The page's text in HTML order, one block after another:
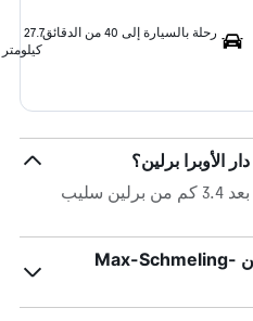
رحلة بالسيارة إلى 40 من الدقائق
27.7
كيلومتر
الأوبرا برلين؟
دار الأوبرا برلين في برلين على بعد 3.4 كم من برلين سليب
هل برلين سليب كلوب قريب من Max-Schmeling-